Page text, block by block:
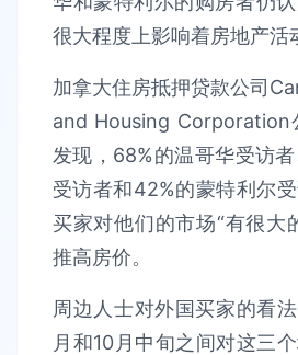
很大程度上影响着房地产活
加拿大住房抵押贷款公司
and Housing Corporation
发现，68%的温哥华受访
受访者和42%的蒙特利尔
买家对他们的市场“有很大
推高房价。
周边人士对外国买家的看
月和10月中旬之间对这三